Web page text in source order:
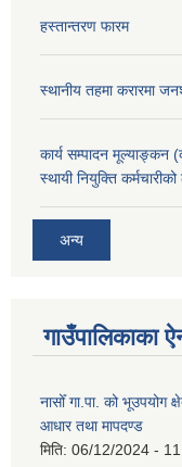
हस्तान्तरण फारम
स्थानीय तहमा करारमा
कार्य सम्पादन मूल्याङ्कन
स्थायी नियुक्ति कर्मचारीको
अन्य
गाउँपालिकाका
नासोँ गा.पा. को भूउपयोग
आधार तथा मापदण्ड
मिति: 06/12/2024 -